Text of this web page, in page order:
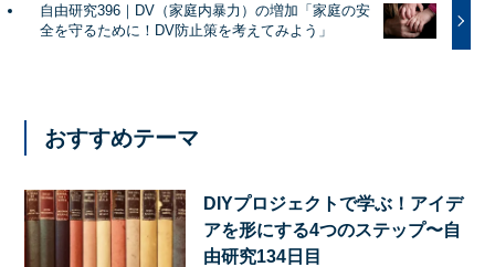
自由研究396｜DV（家庭内暴力）の増加「家庭の安
全を守るために！DV防止策を考えてみよう」
おすすめテーマ
DIYプロジェクトで学ぶ！アイデ
アを形にする4つのステップ〜自
由研究134日目